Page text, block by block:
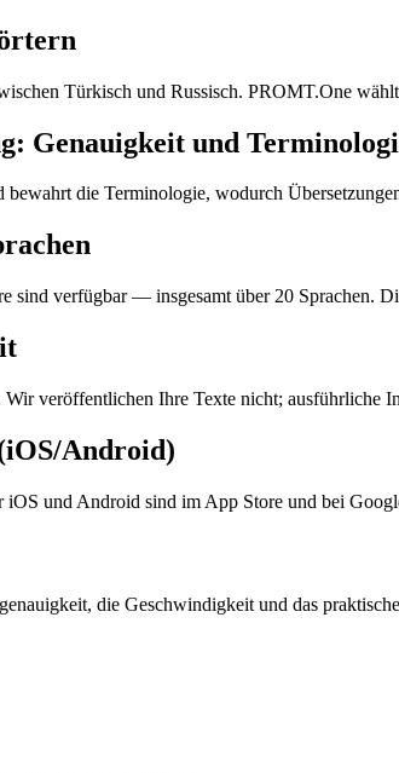
Türkisch und Russisch. PROMT.One
Genauigkeit und
die Terminologie, wodurch
sind verfügbar — insgesamt über 20 Sprachen.
veröffentlichen Ihre Texte nicht; ausführliche
Android)
und Android sind im App Store und bei
die Geschwindigkeit und das